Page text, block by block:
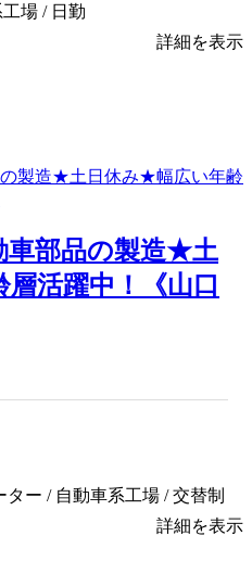
場 / 日勤
詳細を表示
車部品の製造★土
活躍中！《山口
ー / 自動車系工場 / 交替制
詳細を表示